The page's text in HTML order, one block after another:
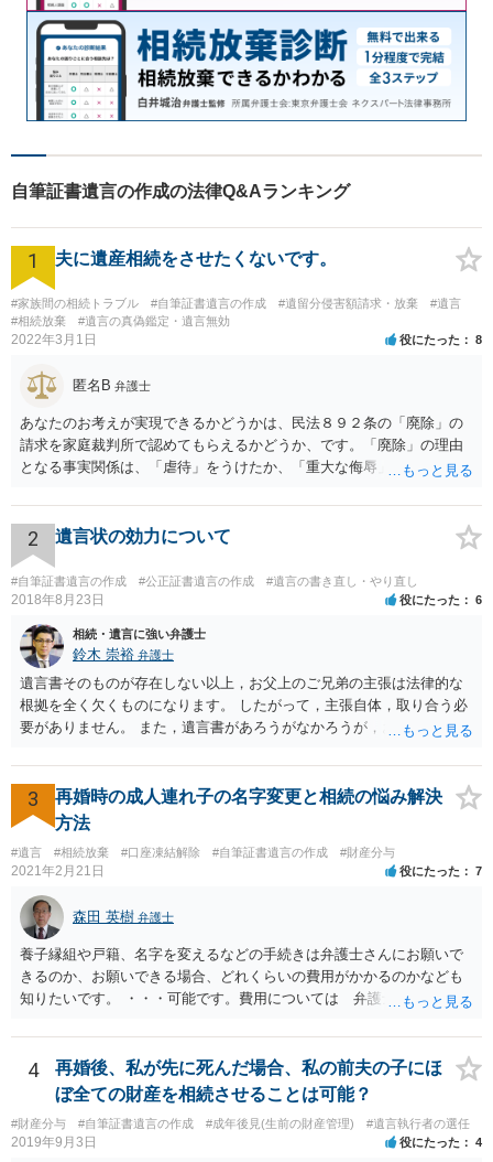
自筆証書遺言の作成の法律Q&Aランキング
1 夫に遺産相続をさせたくないです。
#家族間の相続トラブル #自筆証書遺言の作成 #遺留分侵害額請求・放棄
#遺言
#相続放棄
#遺言の真偽鑑定・遺言無効
2022年3月1日 役にたった 8
匿名B 弁護士
あなたのお考えが実現できるかどうかは、民法８９２条の「廃除」の
請求を家庭裁判所で認めてもらえるかどうか、です。「廃除」の理由
となる事実関係は、「虐待」をうけたか、「重大な侮辱」を受けた
「廃除」は遺言でも可能です（民法８９３条）。 弁護士に具体的な事
情を話して相談して、「廃除」が可能か、実際に法律相談を受けるこ
とをお勧めします。
2 遺言状の効力について
#自筆証書遺言の作成 #公正証書遺言の作成 #遺言の書き直し・やり直し
2018年8月23日 役にたった 6
相続・遺言に強い弁護士
鈴木 崇裕 弁護士
遺言書そのものが存在しない以上，お父上のご兄弟の主張は法律的な
根拠を全く欠くものになります。 したがって，主張自体，取り合う必
要がありません。 また，遺言書があろうがなかろうが，お父上のご兄
ご回答にもありますが， 代理人弁護士をたてて，その弁護士から相手
方に対して， ・相続に関する主張は法的根拠がなく，一切応じないこ
と ・今後一切の連絡をしてこないでほしいこと ・連絡を継続してくる
ようであれば警察への通報や法的措置も辞さないこと などを記載した
書面を発送してもらうことがよろしいように思います。
3
再婚時の成人連れ子の名字変更と相続の悩み解決
方法
#遺言 #相続放棄 #口座凍結解除 #自筆証書遺言の作成 #財産分与
2021年2月21日 役にたった 7
森田 英樹 弁護士
養子縁組や戸籍、名字を変えるなどの手続きは弁護士さんにお願いで
きるのか、お願いできる場合、どれくらいの費用がかかるのかなども
知りたいです。 ・・・可能です。費用については 弁護士と直接面談
ています。 やはり、成人した子のことまでごちゃごちゃ考えず、自分
の事だけ考えるべきなのでしょうか ・・・お子さんの事をまで含め良
い解決案があればお悩みになるのは当然と言えば当然のことです。 彼
と親子関係を結びたいと思っているが、名字は変えたくない・・・養
子縁組の必要があり 氏も変更することになります。 しかし 彼は成人
しているとは言え、自分の子と私の連れ子、全て平等にしたいと希
4
再婚後、私が先に死んだ場合、私の前夫の子にほ
ぼ全ての財産を相続させることは可能？
#財産分与 #自筆証書遺言の作成 #成年後見(生前の財産管理) #遺言執行者の選任
2019年9月3日 役にたった 4